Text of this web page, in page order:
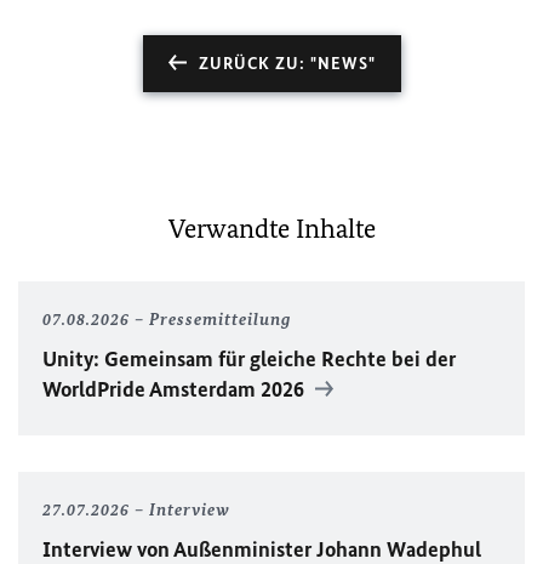
ZURÜCK ZU: "NEWS"
Verwandte Inhalte
07.08.2026 Pressemitteilung
Unity: Gemeinsam für gleiche Rechte bei der
WorldPrideAmsterdam 2026
27.07.2026 Interview
Interview von Außenminister Johann Wadephul